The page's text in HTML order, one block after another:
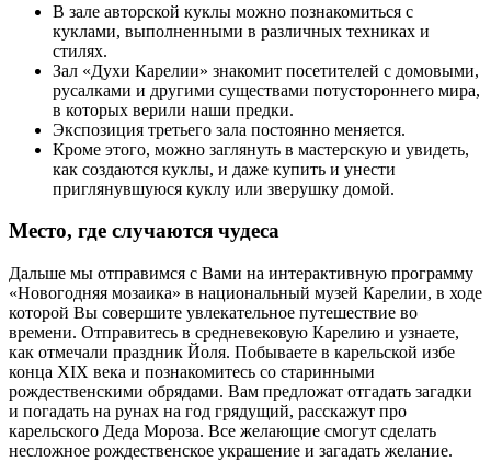
В зале авторской куклы можно познакомиться с
куклами, выполненными в различных техниках и
стилях.
Зал «Духи Карелии» знакомит посетителей с домовыми,
русалками и другими существами потустороннего мира,
в которых верили наши предки.
Экспозиция третьего зала постоянно меняется.
Кроме этого, можно заглянуть в мастерскую и увидеть,
как создаются куклы, и даже купить и унести
приглянувшуюся куклу или зверушку домой.
Место, где случаются чудеса
Дальше мы отправимся с Вами на интерактивную программу
«Новогодняя мозаика» в национальный музей Карелии, в ходе
которой Вы совершите увлекательное путешествие во
времени. Отправитесь в средневековую Карелию и узнаете,
как отмечали праздник Йоля. Побываете в карельской избе
конца XIX века и познакомитесь со старинными
рождественскими обрядами. Вам предложат отгадать загадки
и погадать на рунах на год грядущий, расскажут про
карельского Деда Мороза. Все желающие смогут сделать
несложное рождественское украшение и загадать желание.